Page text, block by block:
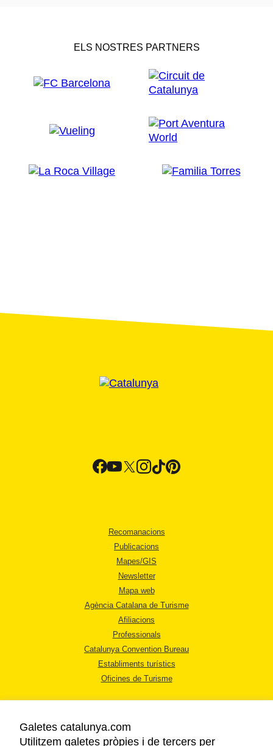
ELS NOSTRES PARTNERS
Recomanacions
Publicacions
Mapes/GIS
Newsletter
Mapa web
Agència Catalana de Turisme
Afiliacions
Professionals
Catalunya Convention Bureau
Establiments turístics
Oficines de Turisme
Galetes catalunya.com
Utilitzem galetes pròpies i de tercers per